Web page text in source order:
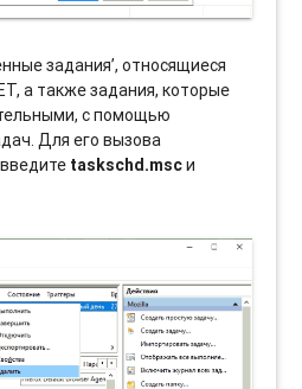
задания’, относящиеся
а также задания, которые
с помощью
Для его вызова
taskschd.mscи